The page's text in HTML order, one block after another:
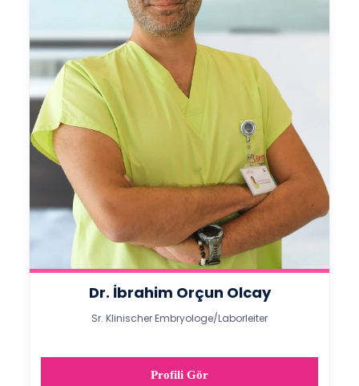
Dr. İbrahim Orçun Olcay
Sr. Klinischer Embryologe/Laborleiter
Profili Gör